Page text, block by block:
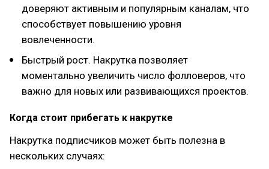
доверяют активным и популярным каналам, что
способствует повышению уровня
вовлеченности.
Быстрый рост. Накрутка позволяет
моментально увеличить число фолловеров, что
важно для новых или развивающихся проектов.
Когда стоит прибегать к накрутке
Накрутка подписчиков может быть полезна в
нескольких случаях: